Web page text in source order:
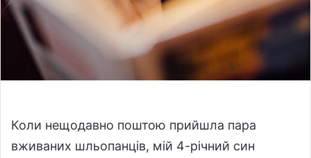
Коли нещодавно поштою прийшла пара
вживаних шльопанців, мій 4-річний син